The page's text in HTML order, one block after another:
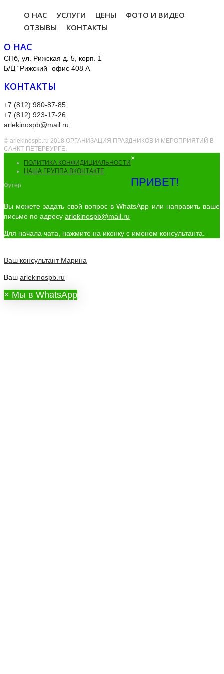
О НАС УСЛУГИ ЦЕНЫ
ФОТО И ВИДЕО
ОТЗЫВЫ
КОНТАКТЫ
О НАС
СПб, ул. Рижская д. 5, корп. 1
Б/Ц “Рижский” офис 408 А
КОНТАКТЫ
+7 (812) 980-87-85
+7 (812) 923-17-26
arlekinospb@mail.ru
© arlekinospb.ru 2018 ОРГАНИЗАЦИЯ ПРАЗДНИКОВ И МЕРОПРИЯТИЙ В
САНКТ-ПЕТЕРБУРГЕ.
ПОЛИТИКА КОНФИДИЦИАЛЬНОСТИ
НАША ГРУППА ВКОНТАКТЕ
Футер
×
ПРИВЕТ!
Вы можете задать свой вопрос в WhatsApp или направить ваше
письмо по адресу arlekinospb@mail.ru
Для начала чата, нажмите на иконку с именем консультанта.
Ваш консультант Марина
Ваш arlekinospb.ru
× Мы в WhatsApp